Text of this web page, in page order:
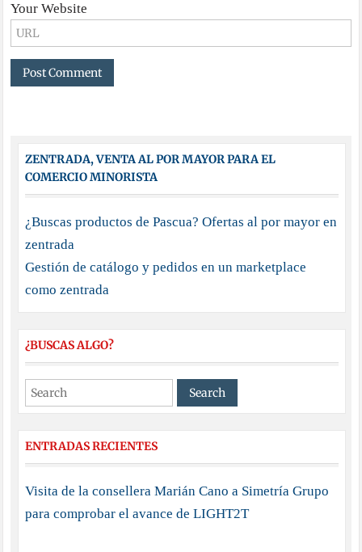
Your Website
ZENTRADA, VENTA AL POR MAYOR PARA EL
COMERCIO MINORISTA
¿Buscas productos de Pascua? Ofertas al por mayor en
zentrada
Gestión de catálogo y pedidos en un marketplace
como zentrada
¿BUSCAS ALGO?
ENTRADAS RECIENTES
Visita de la consellera Marián Cano a Simetría Grupo
para comprobar el avance de LIGHT2T